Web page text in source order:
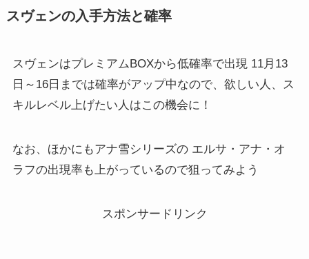
スヴェンの入手方法と確率
スヴェンはプレミアムBOXから低確率で出現 11月13
日～16日までは確率がアップ中なので、欲しい人、ス
キルレベル上げたい人はこの機会に！
なお、ほかにもアナ雪シリーズの エルサ・アナ・オ
ラフの出現率も上がっているので狙ってみよう
スポンサードリンク